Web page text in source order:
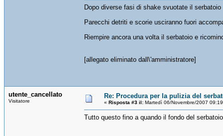
Dopo diverse fasi di shake svuotate il
Parecchi detriti e scorie usciranno fuori
Riempire ancora una volta il serbatoio e
[allegato eliminato dall\'amministratore]
utente_cancellato
Visitatore
Re: Procedura per la pulizia del
« Risposta #3 il: Martedì 06/Novembre/2007
Tutto questo fino a quando il fondo del